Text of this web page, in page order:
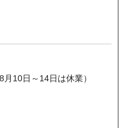
10日～14日は休業）